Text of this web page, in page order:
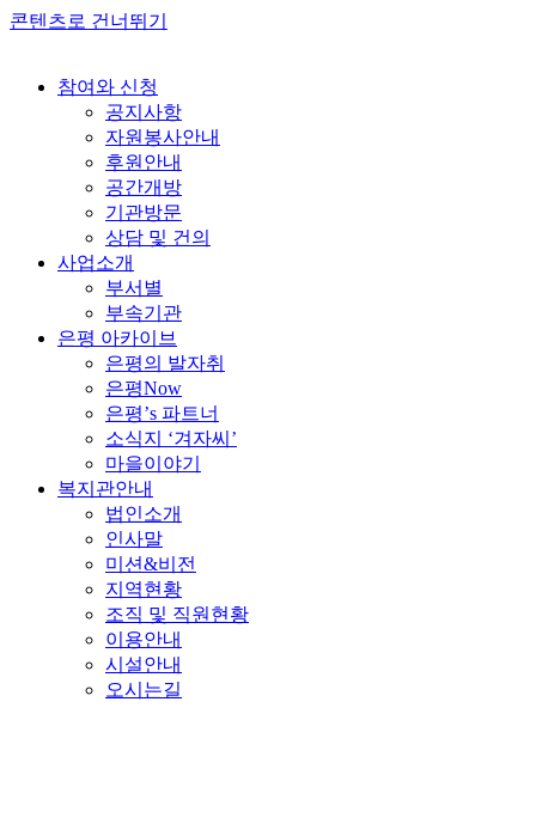
콘텐츠로 건너뛰기
참여와 신청
공지사항
자원봉사안내
후원안내
공간개방
기관방문
상담 및 건의
사업소개
부서별
부속기관
은평 아카이브
은평의 발자취
은평Now
은평’s 파트너
소식지 ‘겨자씨’
마을이야기
복지관안내
법인소개
인사말
미션&비전
지역현황
조직 및 직원현황
이용안내
시설안내
오시는길